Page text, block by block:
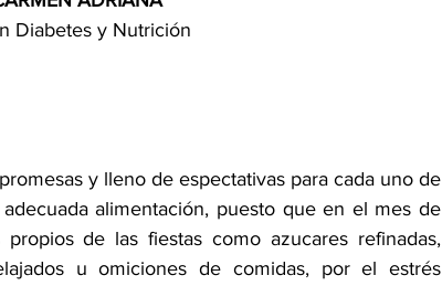
Diabetes y Nutrición
y lleno de espectativas para cada uno de
alimentación, puesto que en el mes de
de las fiestas como azucares refinadas,
u omiciones de comidas, por el estrés